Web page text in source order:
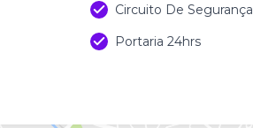
Circuito De Segurança
Portaria 24hrs